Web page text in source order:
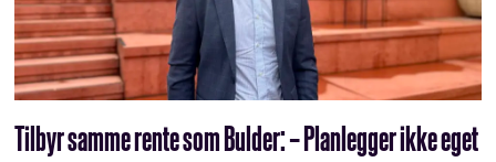
Tilbyr samme rente som Bulder: – Planlegger ikke eget